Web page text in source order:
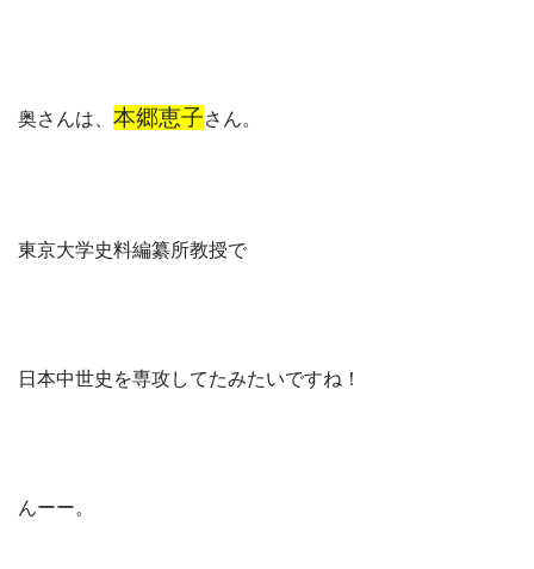
奥さんは、 本郷恵子さん。
東京大学史料編纂所教授で
日本中世史を専攻してたみたいですね！
んーー。